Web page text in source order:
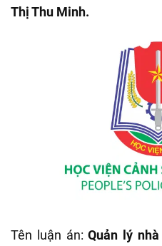
Thị Thu Minh.
Tên luận án:Quản lý